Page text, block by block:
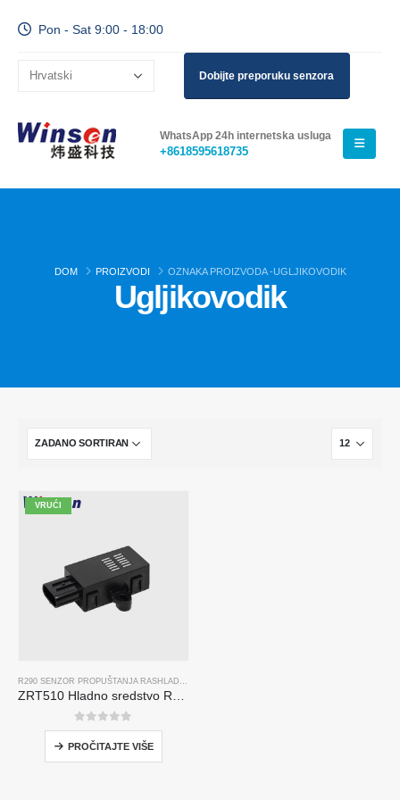
Pon - Sat 9:00 - 18:00
Dobijte preporuku senzora
WhatsApp 24h internetska usluga
+8618595618735
DOM PROIZVODI OZNAKA PROIZVODA -UGLJIKOVODIK
Ugljikovodik
VRUĆI
0od 5
PROČITAJTE VIŠE